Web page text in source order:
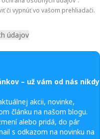
či vypnúť vo vašom prehliadači.
údajov
– už vám od nás nikdy
akcii, novinke,
článku na našom blogu.
alebo pridá, do pár
s odkazom na novinku na